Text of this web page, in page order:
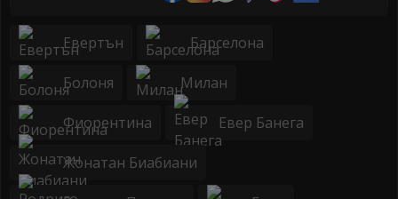
Евертън Барселона
Болоня Милан
Фиорентина Евер Банега
Жонатан Биабиани